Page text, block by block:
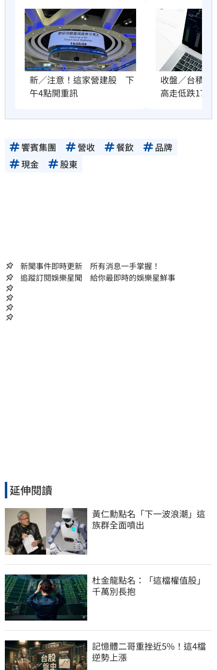
新／注意！這家營建股　下
午4點開重訊
收盤／台積電
高走低跌170
饗賓集團 營收 餐飲
品牌
現金
股東
新聞事件即時更新 所有消息一手掌握！
追蹤訂閱娛樂星聞 給你最即時的娛樂星鮮事
延伸閱讀
黃仁勳點名「下一波浪潮」這
族群全面噴出
杜金龍點名：「這檔權值股」
千萬別長抱
記憶體二哥重挫近5%！這4檔
逆勢上漲